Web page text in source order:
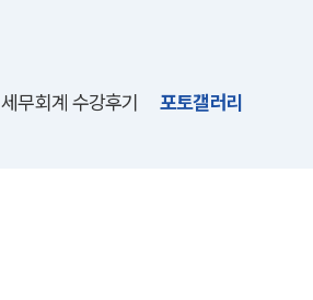
세무회계 수강후기 포토갤러리